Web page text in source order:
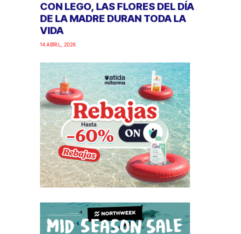
CON LEGO, LAS FLORES DEL DÍA
DE LA MADRE DURAN TODA LA
VIDA
14 ABRIL, 2026